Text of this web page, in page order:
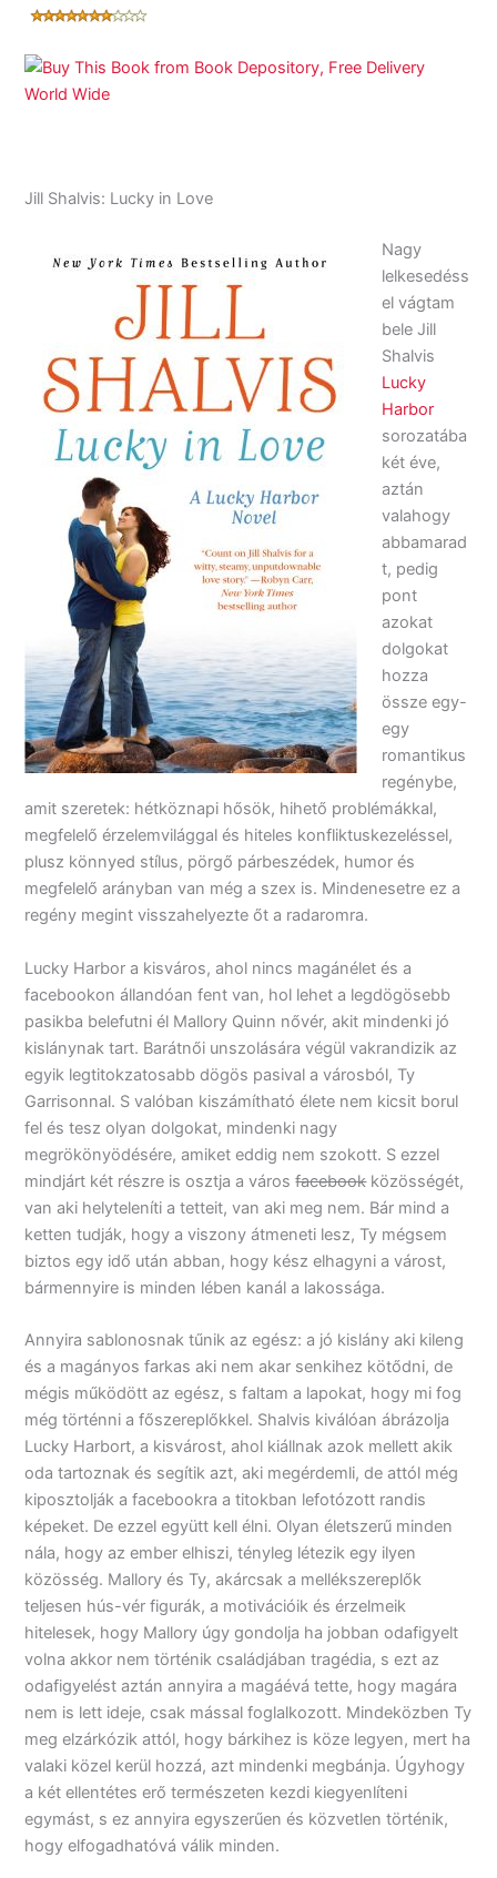
Jill Shalvis: Lucky in Love
Nagy
lelkesedéss
el vágtam
bele Jill
Shalvis
Lucky
Harbor
sorozatába
két éve,
aztán
valahogy
abbamarad
t, pedig
pont
azokat
dolgokat
hozza
össze egy-
egy
romantikus
regénybe,
amit szeretek: hétköznapi hősök, hihető problémákkal,
megfelelő érzelemvilággal és hiteles konfliktuskezeléssel,
plusz könnyed stílus, pörgő párbeszédek, humor és
megfelelő arányban van még a szex is. Mindenesetre ez a
regény megint visszahelyezte őt a radaromra.
Lucky Harbor a kisváros, ahol nincs magánélet és a
facebookon állandóan fent van, hol lehet a legdögösebb
pasikba belefutni él Mallory Quinn nővér, akit mindenki jó
kislánynak tart. Barátnői unszolására végül vakrandizik az
egyik legtitokzatosabb dögös pasival a városból, Ty
Garrisonnal. S valóban kiszámítható élete nem kicsit borul
fel és tesz olyan dolgokat, mindenki nagy
megrökönyödésére, amiket eddig nem szokott. S ezzel
mindjárt két részre is osztja a városfacebookközösségét,
van aki helyteleníti a tetteit, van aki meg nem. Bár mind a
ketten tudják, hogy a viszony átmeneti lesz, Ty mégsem
biztos egy idő után abban, hogy kész elhagyni a várost,
bármennyire is minden lében kanál a lakossága.
Annyira sablonosnak tűnik az egész: a jó kislány aki kileng
és a magányos farkas aki nem akar senkihez kötődni, de
mégis működött az egész, s faltam a lapokat, hogy mi fog
még történni a főszereplőkkel. Shalvis kiválóan ábrázolja
Lucky Harbort, a kisvárost, ahol kiállnak azok mellett akik
oda tartoznak és segítik azt, aki megérdemli, de attól még
kiposztolják a facebookra a titokban lefotózott randis
képeket. De ezzel együtt kell élni. Olyan életszerű minden
nála, hogy az ember elhiszi, tényleg létezik egy ilyen
közösség. Mallory és Ty, akárcsak a mellékszereplők
teljesen hús-vér figurák, a motivációik és érzelmeik
hitelesek, hogy Mallory úgy gondolja ha jobban odafigyelt
volna akkor nem történik családjában tragédia, s ezt az
odafigyelést aztán annyira a magáévá tette, hogy magára
nem is lett ideje, csak mással foglalkozott. Mindeközben Ty
meg elzárkózik attól, hogy bárkihez is köze legyen, mert ha
valaki közel kerül hozzá, azt mindenki megbánja. Úgyhogy
a két ellentétes erő természeten kezdi kiegyenlíteni
egymást, s ez annyira egyszerűen és közvetlen történik,
hogy elfogadhatóvá válik minden.